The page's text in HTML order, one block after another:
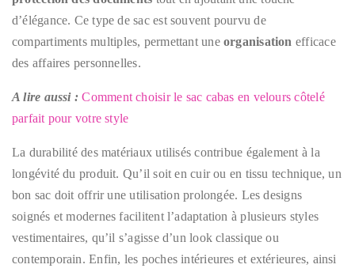
d’élégance. Ce type de sac est souvent pourvu de
compartiments multiples, permettant uneorganisation efficace
des affaires personnelles.
A lire aussi : Comment choisir le sac cabas en velours côtelé
parfait pour votre style
La durabilité des matériaux utilisés contribue également à la
longévité du produit. Qu’il soit en cuir ou en tissu technique, un
bon sac doit offrir une utilisation prolongée. Les designs
soignés et modernes facilitent l’adaptation à plusieurs styles
vestimentaires, qu’il s’agisse d’un look classique ou
contemporain. Enfin, les poches intérieures et extérieures, ainsi